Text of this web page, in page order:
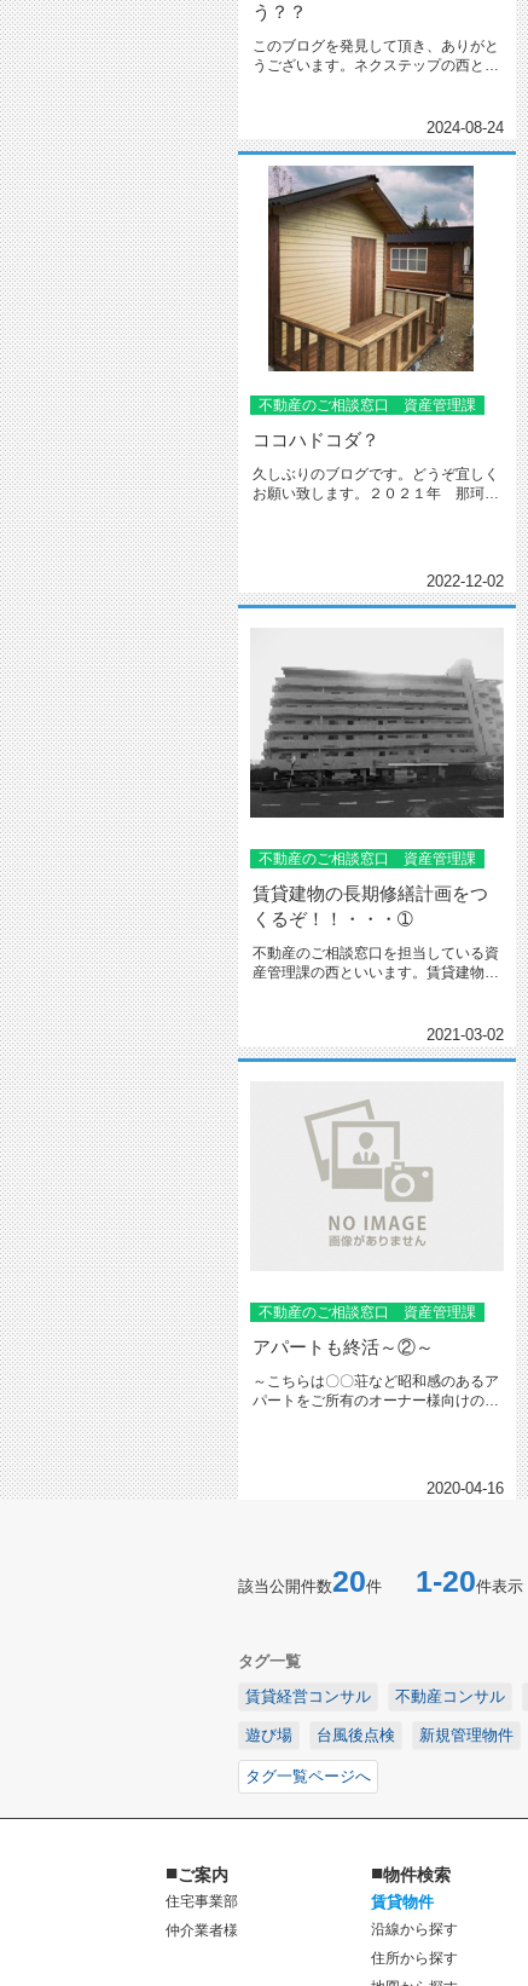
う？？
このブログを発見して頂き、ありがと
うございます。ネクステップの西と申
2024-08-24
不動産のご相談窓口 資産管理課
ココハドコダ？
久しぶりのブログです。どうぞ宜しく
お願い致します。２０２１年 那珂川
2022-12-02
不動産のご相談窓口 資産管理課
賃貸建物の長期修繕計画をつ
くるぞ！！・・・➀
不動産のご相談窓口を担当している資
産管理課の西といいます。賃貸建物の
2021-03-02
不動産のご相談窓口 資産管理課
アパートも終活～②～
～こちらは〇〇荘など昭和感のあるア
パートをご所有のオーナー様向けの記
2020-04-16
該当公開件数20件 1-20件表示
タグ一覧
賃貸経営コンサル
不動産コンサル
遊び場 台風後点検 新規管理物件
タグ一覧ページへ
■ご案内
住宅事業部
仲介業者様
■物件検索
賃貸物件
沿線から探す
住所から探す